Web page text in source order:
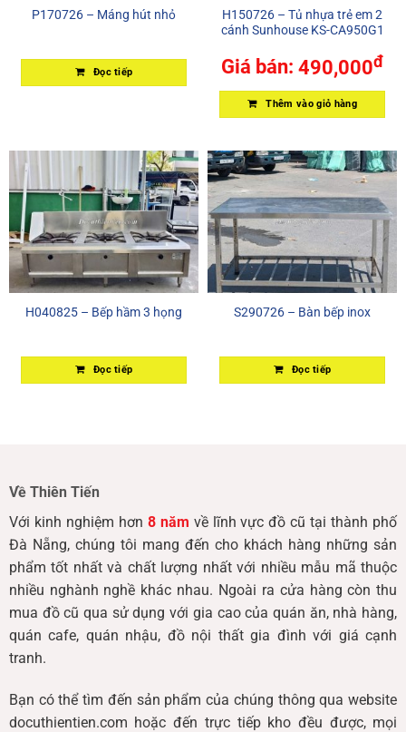
P170726 – Máng hút nhỏ
Đọc tiếp
H150726 – Tủ nhựa trẻ em 2
cánh Sunhouse KS-CA950G1
Giá bán: 490,000đ
Thêm vào giỏ hàng
H040825 – Bếp hầm 3 họng
Đọc tiếp
S290726 – Bàn bếp inox
Đọc tiếp
Về Thiên Tiến
Với kinh nghiệm hơn 8 năm về lĩnh vực đồ cũ tại thành phố
Đà Nẵng, chúng tôi mang đến cho khách hàng những sản
phẩm tốt nhất và chất lượng nhất với nhiều mẫu mã thuộc
nhiều nghành nghề khác nhau. Ngoài ra cửa hàng còn thu
mua đồ cũ qua sử dụng với gia cao của quán ăn, nhà hàng,
quán cafe, quán nhậu, đồ nội thất gia đình với giá cạnh
tranh.
Bạn có thể tìm đến sản phẩm của chúng thông qua website
docuthientien.com hoặc đến trực tiếp kho đều được, mọi